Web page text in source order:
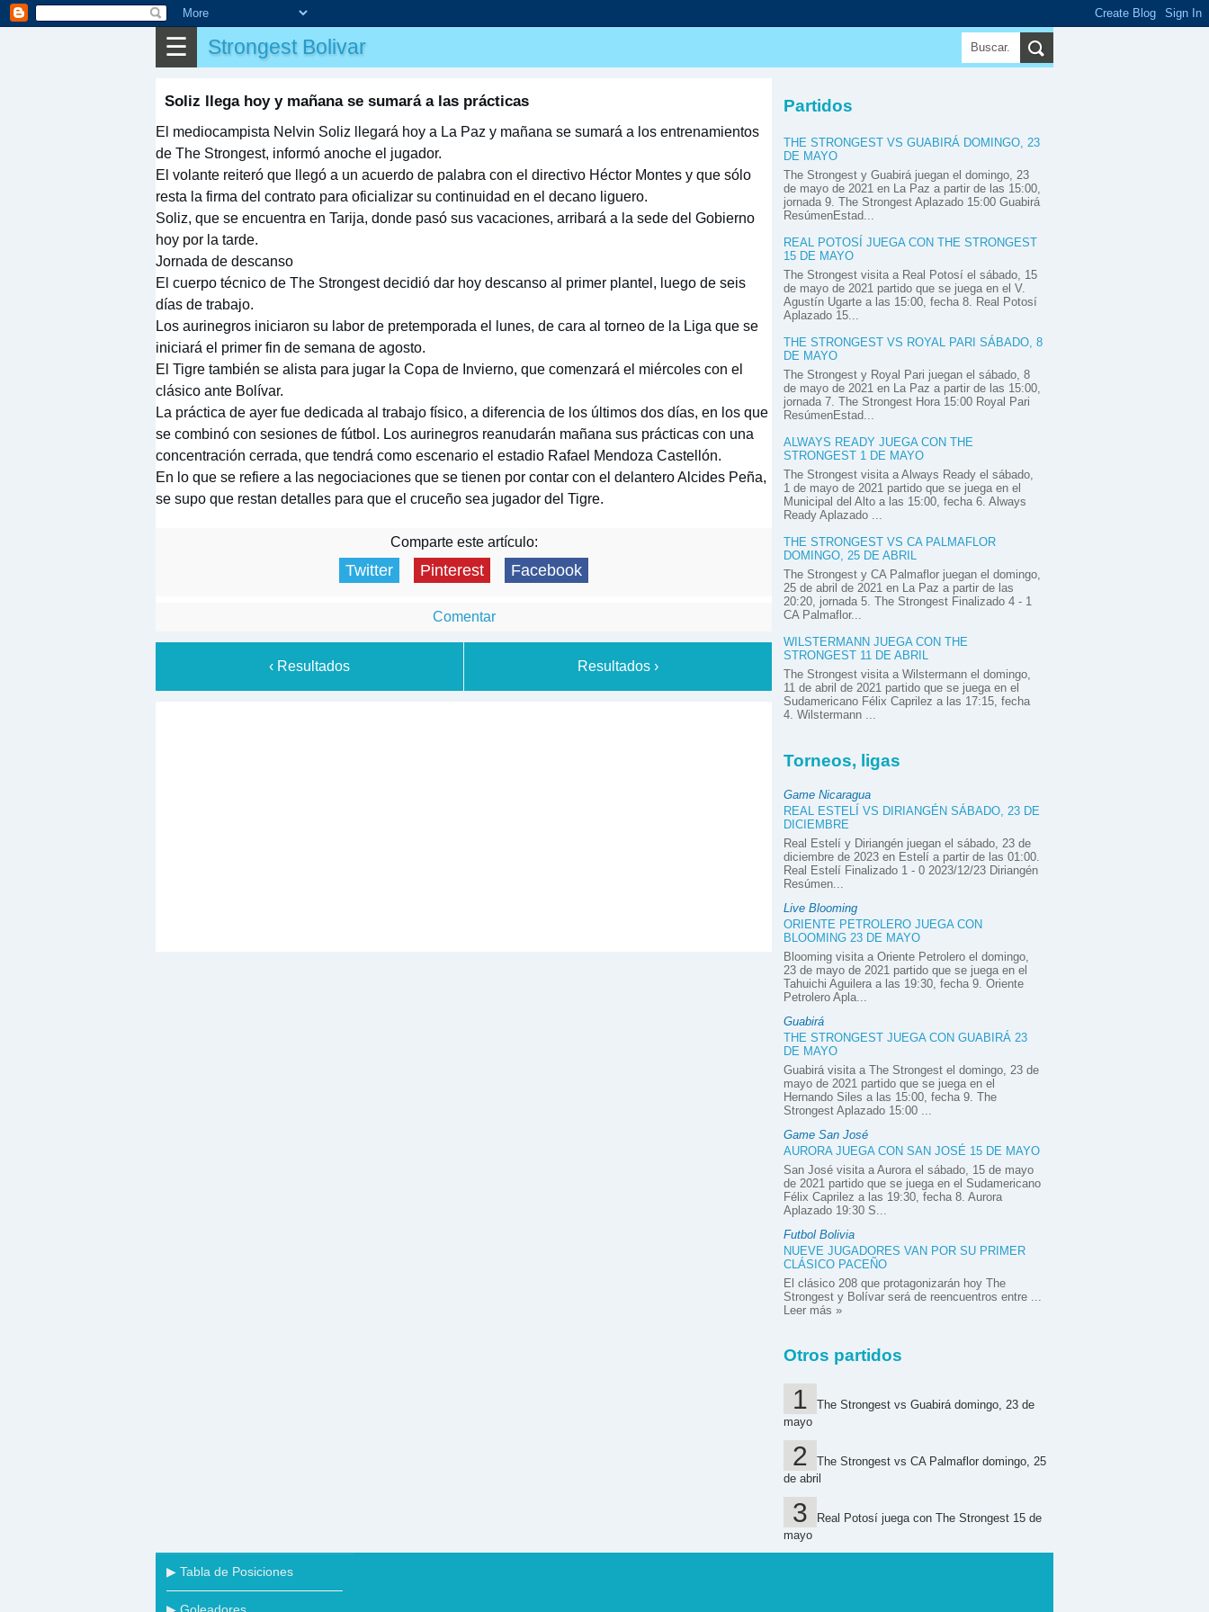
☰ Strongest Bolivar
Soliz llega hoy y mañana se sumará a las prácticas
El mediocampista Nelvin Soliz llegará hoy a La Paz y mañana se sumará a los entrenamientos
de The Strongest, informó anoche el jugador.
El volante reiteró que llegó a un acuerdo de palabra con el directivo Héctor Montes y que sólo
resta la firma del contrato para oficializar su continuidad en el decano liguero.
Soliz, que se encuentra en Tarija, donde pasó sus vacaciones, arribará a la sede del Gobierno
hoy por la tarde.
Jornada de descanso
El cuerpo técnico de The Strongest decidió dar hoy descanso al primer plantel, luego de seis
días de trabajo.
Los aurinegros iniciaron su labor de pretemporada el lunes, de cara al torneo de la Liga que se
iniciará el primer fin de semana de agosto.
El Tigre también se alista para jugar la Copa de Invierno, que comenzará el miércoles con el
clásico ante Bolívar.
La práctica de ayer fue dedicada al trabajo físico, a diferencia de los últimos dos días, en los que
se combinó con sesiones de fútbol. Los aurinegros reanudarán mañana sus prácticas con una
concentración cerrada, que tendrá como escenario el estadio Rafael Mendoza Castellón.
En lo que se refiere a las negociaciones que se tienen por contar con el delantero Alcides Peña,
se supo que restan detalles para que el cruceño sea jugador del Tigre.
Comparte este artículo:
Twitter Pinterest Facebook
Comentar
‹ Resultados Resultados ›
Partidos
THE STRONGEST VS GUABIRÁ DOMINGO, 23
DE MAYO
The Strongest y Guabirá juegan el domingo, 23
de mayo de 2021 en La Paz a partir de las 15:00,
jornada 9. The Strongest Aplazado 15:00 Guabirá
ResúmenEstad...
REAL POTOSÍ JUEGA CON THE STRONGEST
15 DE MAYO
The Strongest visita a Real Potosí el sábado, 15
de mayo de 2021 partido que se juega en el V.
Agustín Ugarte a las 15:00, fecha 8. Real Potosí
Aplazado 15...
THE STRONGEST VS ROYAL PARI SÁBADO, 8
DE MAYO
The Strongest y Royal Pari juegan el sábado, 8
de mayo de 2021 en La Paz a partir de las 15:00,
jornada 7. The Strongest Hora 15:00 Royal Pari
ResúmenEstad...
ALWAYS READY JUEGA CON THE
STRONGEST 1 DE MAYO
The Strongest visita a Always Ready el sábado,
1 de mayo de 2021 partido que se juega en el
Municipal del Alto a las 15:00, fecha 6. Always
Ready Aplazado ...
THE STRONGEST VS CA PALMAFLOR
DOMINGO, 25 DE ABRIL
The Strongest y CA Palmaflor juegan el domingo,
25 de abril de 2021 en La Paz a partir de las
20:20, jornada 5. The Strongest Finalizado 4 - 1
CA Palmaflor...
WILSTERMANN JUEGA CON THE
STRONGEST 11 DE ABRIL
The Strongest visita a Wilstermann el domingo,
11 de abril de 2021 partido que se juega en el
Sudamericano Félix Caprilez a las 17:15, fecha
4. Wilstermann ...
Torneos, ligas
Game Nicaragua
REAL ESTELÍ VS DIRIANGÉN SÁBADO, 23 DE
DICIEMBRE
Real Estelí y Diriangén juegan el sábado, 23 de
diciembre de 2023 en Estelí a partir de las 01:00.
Real Estelí Finalizado 1 - 0 2023/12/23 Diriangén
Resúmen...
Live Blooming
ORIENTE PETROLERO JUEGA CON
BLOOMING 23 DE MAYO
Blooming visita a Oriente Petrolero el domingo,
23 de mayo de 2021 partido que se juega en el
Tahuichi Aguilera a las 19:30, fecha 9. Oriente
Petrolero Apla...
Guabirá
THE STRONGEST JUEGA CON GUABIRÁ 23
DE MAYO
Guabirá visita a The Strongest el domingo, 23 de
mayo de 2021 partido que se juega en el
Hernando Siles a las 15:00, fecha 9. The
Strongest Aplazado 15:00 ...
Game San José
AURORA JUEGA CON SAN JOSÉ 15 DE MAYO
San José visita a Aurora el sábado, 15 de mayo
de 2021 partido que se juega en el Sudamericano
Félix Caprilez a las 19:30, fecha 8. Aurora
Aplazado 19:30 S...
Futbol Bolivia
NUEVE JUGADORES VAN POR SU PRIMER
CLÁSICO PACEÑO
El clásico 208 que protagonizarán hoy The
Strongest y Bolívar será de reencuentros entre ...
Leer más »
Otros partidos
The Strongest vs Guabirá domingo, 23 de
mayo
The Strongest vs CA Palmaflor domingo, 25
de abril
Real Potosí juega con The Strongest 15 de
mayo
▶ Partidos
✎ Otros
▶ Tabla de Posiciones